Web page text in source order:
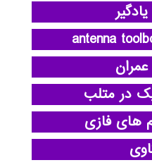
در متلب
های فازی